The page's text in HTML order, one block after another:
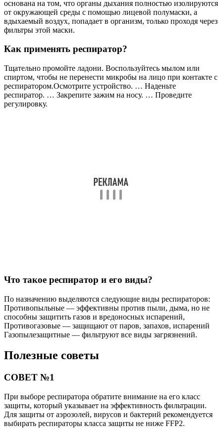
основана на том, что органы дыхания полностью изолируются
от окружающей среды с помощью лицевой полумаски, а
вдыхаемый воздух, попадает в организм, только проходя через
фильтры этой маски.
Как применять респиратор?
Тщательно промойте ладони. Воспользуйтесь мылом или
спиртом, чтобы не перенести микробы на лицо при контакте с
респиратором.Осмотрите устройство. … Наденьте
респиратор. … Закрепите зажим на носу. … Проведите
регулировку.
Что такое респиратор и его виды?
По назначению выделяются следующие виды респираторов:
Противопыльные — эффективны против пыли, дыма, но не
способны защитить газов и вредоносных испарений,
Противогазовые — защищают от паров, запахов, испарений
Газопылезащитные — фильтруют все виды загрязнений.
Полезные советы
СОВЕТ №1
При выборе респиратора обратите внимание на его класс
защиты, который указывает на эффективность фильтрации.
Для защиты от аэрозолей, вирусов и бактерий рекомендуется
выбирать респираторы класса защиты не ниже FFP2.